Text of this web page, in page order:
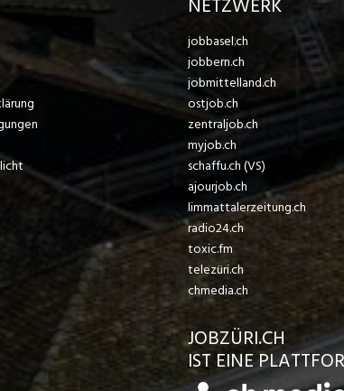
NETZWERK
jobbasel.ch
jobbern.ch
jobmittelland.ch
ostjob.ch
zentraljob.ch
myjob.ch
schaffu.ch (VS)
ajourjob.ch
limmattalerzeitung.ch
radio24.ch
toxic.fm
telezüri.ch
chmedia.ch
JOBZÜRI.CH
IST EINE